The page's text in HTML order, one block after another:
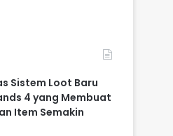
Sistem Loot Baru
4 yang Membuat
Item Semakin